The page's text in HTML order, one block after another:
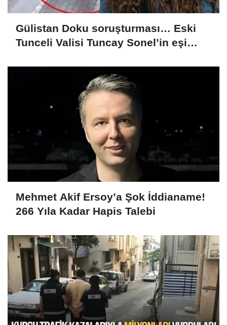
Gülistan Doku soruşturması… Eski
Tunceli Valisi Tuncay Sonel’in eşi
Mehmet Akif Ersoy’a Şok İddianame!
266 Yıla Kadar Hapis Talebi